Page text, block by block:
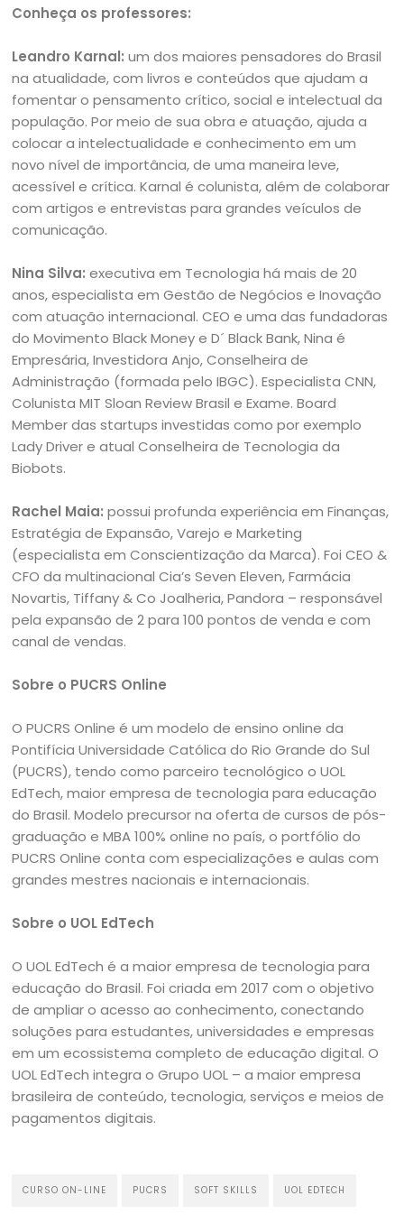
Conheça os professores:
Leandro Karnal:um dos maiores pensadores do Brasil
na atualidade, com livros e conteúdos que ajudam a
fomentar o pensamento crítico, social e intelectual da
população. Por meio de sua obra e atuação, ajuda a
colocar a intelectualidade e conhecimento em um
novo nível de importância, de uma maneira leve,
acessível e crítica. Karnal é colunista, além de colaborar
com artigos e entrevistas para grandes veículos de
comunicação.
Nina Silva:executiva em Tecnologia há mais de 20
anos, especialista em Gestão de Negócios e Inovação
com atuação internacional. CEO e uma das fundadoras
do Movimento Black Money e D´ Black Bank, Nina é
Empresária, Investidora Anjo, Conselheira de
Administração (formada pelo IBGC). Especialista CNN,
Colunista MIT Sloan Review Brasil e Exame. Board
Member das startups investidas como por exemplo
Lady Driver e atual Conselheira de Tecnologia da
Biobots.
Rachel Maia:possui profunda experiência em Finanças,
Estratégia de Expansão, Varejo e Marketing
(especialista em Conscientização da Marca). Foi CEO &
CFO da multinacional Cia’s Seven Eleven, Farmácia
Novartis, Tiffany & Co Joalheria, Pandora – responsável
pela expansão de 2 para 100 pontos de venda e com
canal de vendas.
Sobre o PUCRS Online
O PUCRS Online é um modelo de ensino online da
Pontifícia Universidade Católica do Rio Grande do Sul
(PUCRS), tendo como parceiro tecnológico o UOL
EdTech, maior empresa de tecnologia para educação
do Brasil. Modelo precursor na oferta de cursos de pós-
graduação e MBA 100% online no país, o portfólio do
PUCRS Online conta com especializações e aulas com
grandes mestres nacionais e internacionais.
Sobre o UOL EdTech
O UOL EdTech é a maior empresa de tecnologia para
educação do Brasil. Foi criada em 2017 com o objetivo
de ampliar o acesso ao conhecimento, conectando
soluções para estudantes, universidades e empresas
em um ecossistema completo de educação digital. O
UOL EdTech integra o Grupo UOL – a maior empresa
brasileira de conteúdo, tecnologia, serviços e meios de
pagamentos digitais.
CURSO ON-LINE PUCRS SOFT SKILLS UOL EDTECH